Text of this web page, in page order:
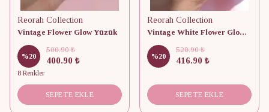
Reorah Collection
Vintage Flower Glow Yüzük
%20
500.90 ₺
400.90 ₺
8 Renkler
SEPETE EKLE
Reorah Collection
Vintage White Flower Glow Yüzük
%20
520.90 ₺
416.90 ₺
SEPETE EKLE